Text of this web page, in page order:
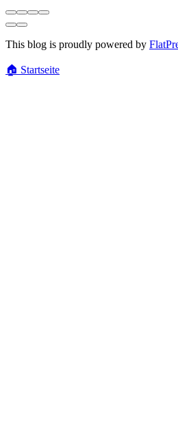
This blog is proudly powered by
🏠 Startseite